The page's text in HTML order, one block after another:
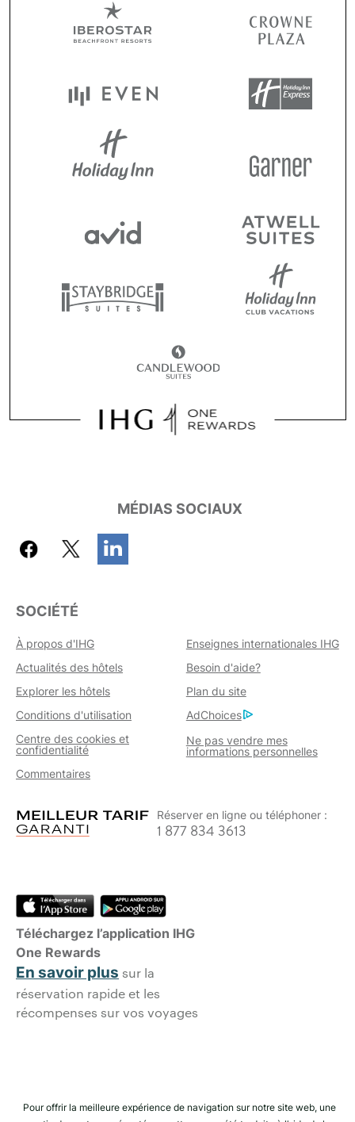
MÉDIAS SOCIAUX
SOCIÉTÉ
À propos d'IHG
Enseignes internationales IHG
Actualités des hôtels
Besoin d'aide?
Explorer les hôtels
Plan du site
Conditions d'utilisation
AdChoices
Centre des cookies et
confidentialité
Ne pas vendre mes
informations personnelles
Commentaires
Réserver en ligne ou téléphoner :
1 877 834 3613
Téléchargez l’application IHG
One Rewards
En savoir plus sur la
réservation rapide et les
récompenses sur vos voyages
Pour offrir la meilleure expérience de navigation sur notre site web, une